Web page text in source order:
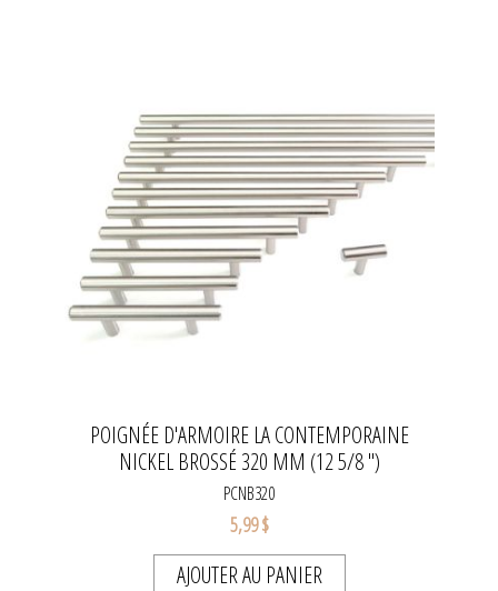
POIGNÉE D'ARMOIRE LA CONTEMPORAINE
NICKEL BROSSÉ 320 MM (12 5/8 ")
PCNB320
5,99 $
AJOUTER AU PANIER